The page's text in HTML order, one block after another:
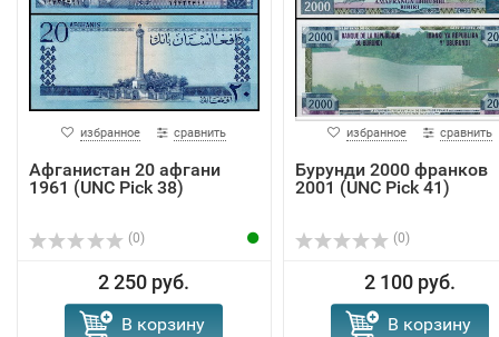
избранное сравнить
Афганистан 20 афгани
1961 (UNC Pick 38)
(0)
2 250 руб.
В корзину
избранное сравнить
Бурунди 2000 франков
2001 (UNC Pick 41)
(0)
2 100 руб.
В корзину